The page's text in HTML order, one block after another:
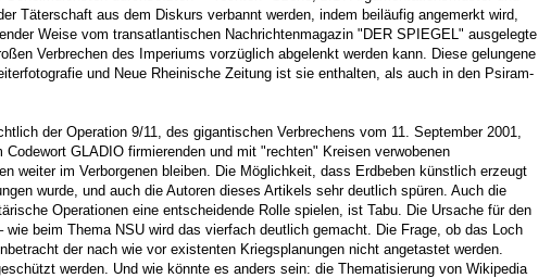
Täterschaft aus dem Diskurs verbannt werden, indem beiläufig angemerkt wird,
Weise vom transatlantischen Nachrichtenmagazin "DER SPIEGEL" ausgelegte
Verbrechen des Imperiums vorzüglich abgelenkt werden kann. Diese gelungene
und Neue Rheinische Zeitung ist sie enthalten, als auch in den Psiram-
der Operation 9/11, des gigantischen Verbrechens vom 11. September 2001,
GLADIO firmierenden und mit "rechten" Kreisen verwobenen
weiter im Verborgenen bleiben. Die Möglichkeit, dass Erdbeben künstlich erzeugt
wurde, und auch die Autoren dieses Artikels sehr deutlich spüren. Auch die
Operationen eine entscheidende Rolle spielen, ist Tabu. Die Ursache für den
beim Thema NSU wird das vierfach deutlich gemacht. Die Frage, ob das Loch
der nach wie vor existenten Kriegsplanungen nicht angetastet werden.
werden. Und wie könnte es anders sein: die Thematisierung von Wikipedia